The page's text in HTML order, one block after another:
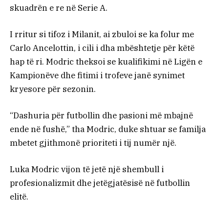
skuadrën e re në Serie A.
I rritur si tifoz i Milanit, ai zbuloi se ka folur me
Carlo Ancelottin, i cili i dha mbështetje për këtë
hap të ri. Modric theksoi se kualifikimi në Ligën e
Kampionëve dhe fitimi i trofeve janë synimet
kryesore për sezonin.
“Dashuria për futbollin dhe pasioni më mbajnë
ende në fushë,” tha Modric, duke shtuar se familja
mbetet gjithmonë prioriteti i tij numër një.
Luka Modric vijon të jetë një shembull i
profesionalizmit dhe jetëgjatësisë në futbollin
elitë.